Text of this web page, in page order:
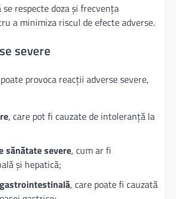
respecte doza și frecvența
a minimiza riscul de efecte adverse.
severe
provoca reacții adverse severe,
, care pot fi cauzate de intoleranță la
sănătate severe, cum ar fi
și hepatică;
, care poate fi cauzată